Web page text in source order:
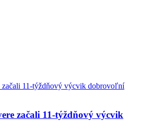
začali 11-týždňový výcvik